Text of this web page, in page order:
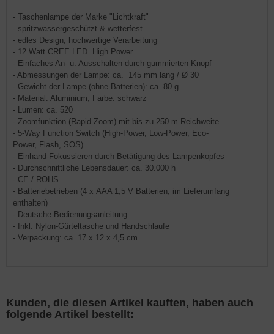
- Taschenlampe der Marke "Lichtkraft"
- spritzwassergeschützt & wetterfest
- edles Design, hochwertige Verarbeitung
- 12 Watt CREE LED High Power
- Einfaches An- u. Ausschalten durch gummierten Knopf
- Abmessungen der Lampe: ca. 145 mm lang / Ø 30
- Gewicht der Lampe (ohne Batterien): ca. 80 g
- Material: Aluminium, Farbe: schwarz
- Lumen: ca. 520
- Zoomfunktion (Rapid Zoom) mit bis zu 250 m Reichweite
- 5-Way Function Switch (High-Power, Low-Power, Eco-
Power, Flash, SOS)
- Einhand-Fokussieren durch Betätigung des Lampenkopfes
- Durchschnittliche Lebensdauer: ca. 30.000 h
- CE / ROHS
- Batteriebetrieben (4 x AAA 1,5 V Batterien, im Lieferumfang
enthalten)
- Deutsche Bedienungsanleitung
- Inkl. Nylon-Gürteltasche und Handschlaufe
- Verpackung: ca. 17 x 12 x 4,5 cm
Kunden, die diesen Artikel kauften, haben auch
folgende Artikel bestellt: